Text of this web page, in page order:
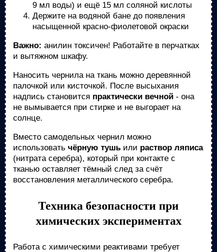
9 мл воды) и ещё 15 мл соляной кислоты
Держите на водяной бане до появления
насыщенной красно-фиолетовой окраски
Важно: анилин токсичен! Работайте в перчатках
и вытяжном шкафу.
Наносить чернила на ткань можно деревянной
палочкой или кисточкой. После высыхания
надпись становится практически вечной - она
не вымывается при стирке и не выгорает на
солнце.
Вместо самодельных чернил можно
использовать чёрную тушь или раствор ляписа
(нитрата серебра), который при контакте с
тканью оставляет тёмный след за счёт
восстановления металлического серебра.
Техника безопасности при
химических экспериментах
Работа с химическими реактивами требует